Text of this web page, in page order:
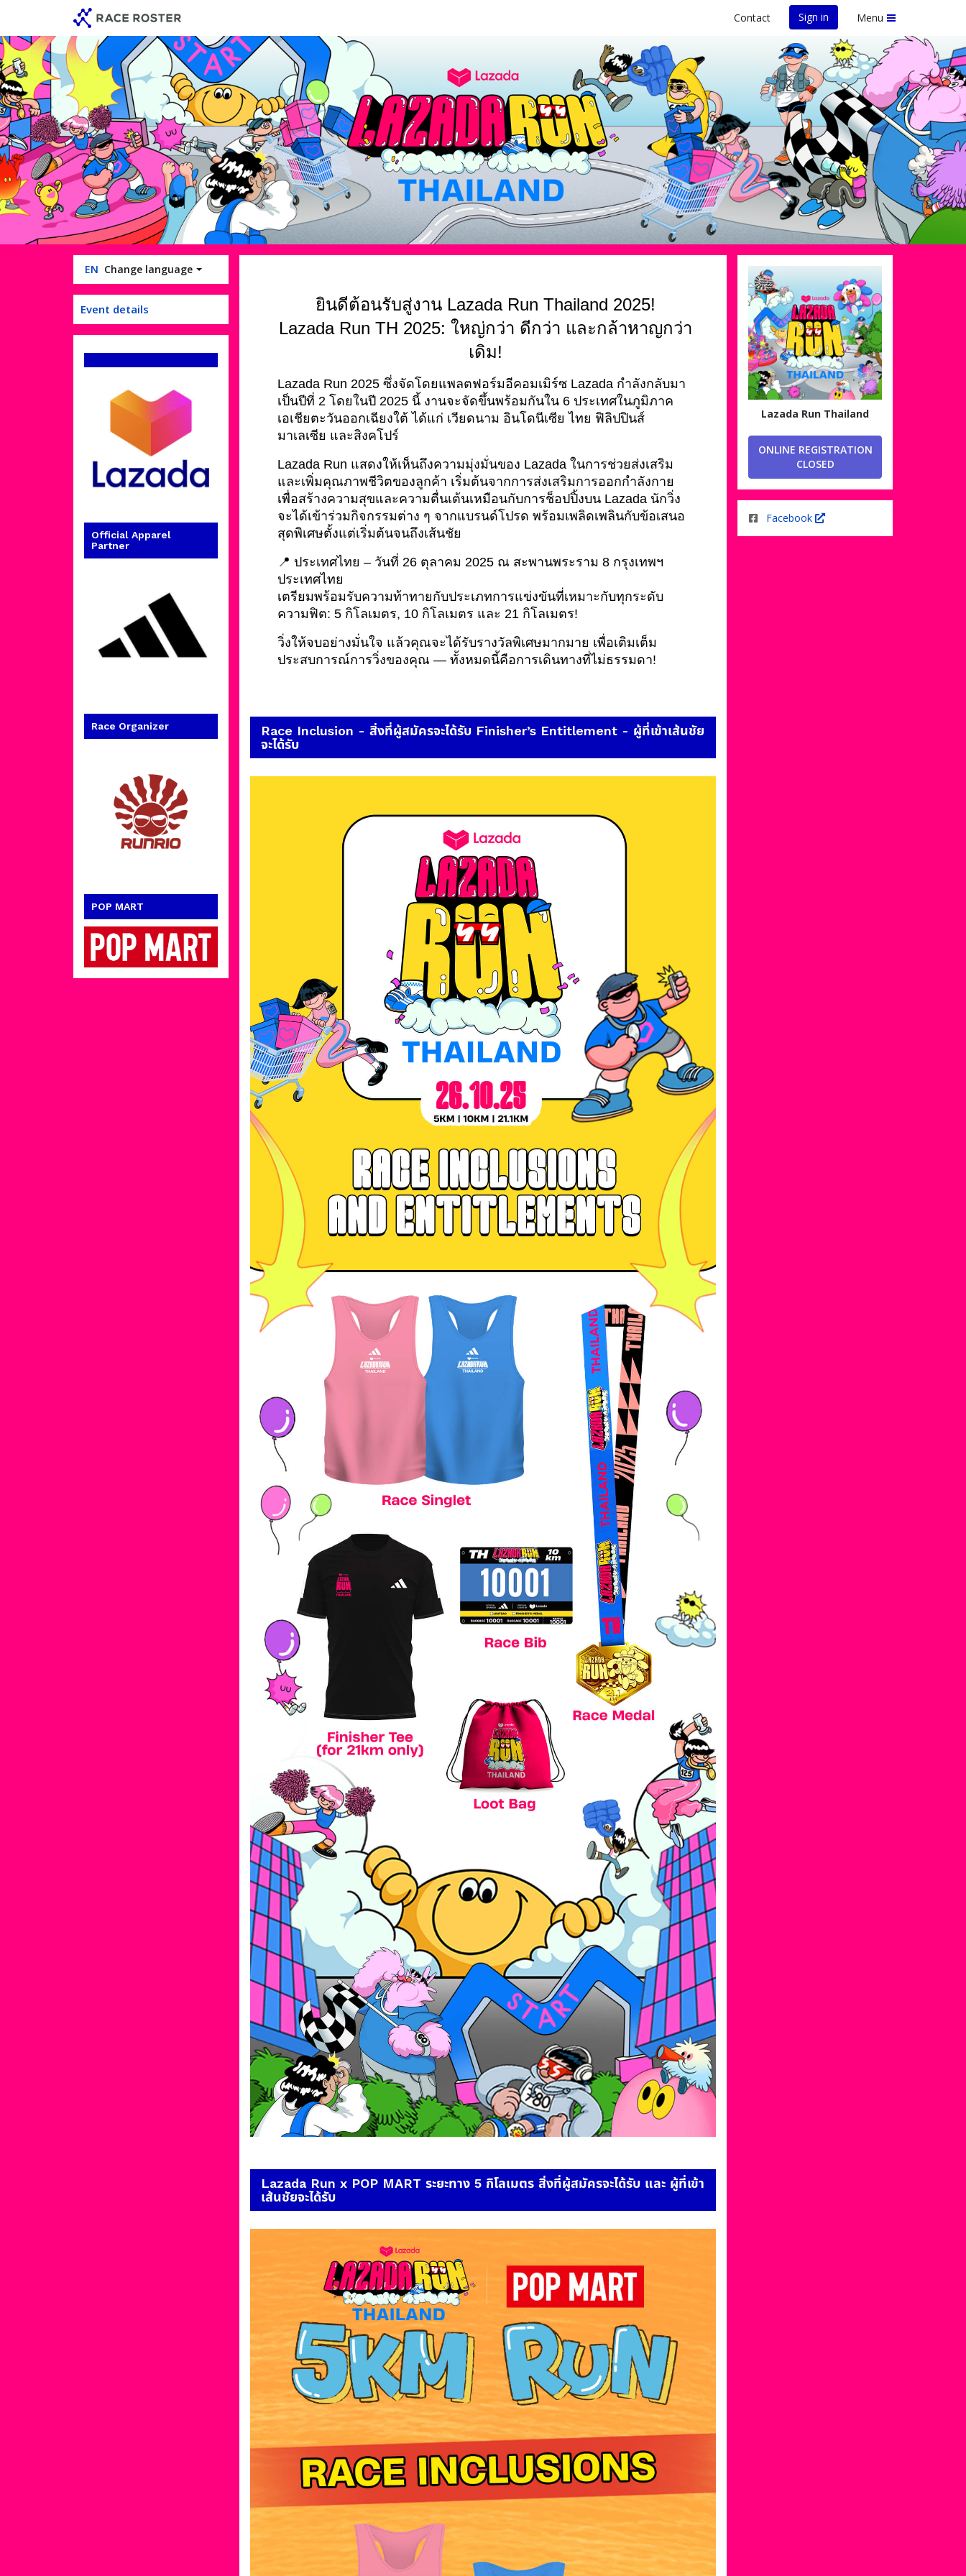
event
navigation
main
content
Contact Sign in Menu
Lazada Run Thailand
EN Change language
Event details
Official Apparel
Partner
Race Organizer
POP MART
Lazada Run Thailand
ONLINE REGISTRATION
CLOSED
Facebook
ยินดีต้อนรับสู่งาน Lazada Run Thailand 2025!
Lazada Run TH 2025: ใหญ่กว่า ดีกว่า และกล้าหาญกว่า
เดิม!
Lazada Run 2025 ซึ่งจัดโดยแพลตฟอร์มอีคอมเมิร์ซ Lazada กำลังกลับมา
เป็นปีที่ 2 โดยในปี 2025 นี้ งานจะจัดขึ้นพร้อมกันใน 6 ประเทศในภูมิภาค
เอเชียตะวันออกเฉียงใต้ ได้แก่ เวียดนาม อินโดนีเซีย ไทย ฟิลิปปินส์
มาเลเซีย และสิงคโปร์
Lazada Run แสดงให้เห็นถึงความมุ่งมั่นของ Lazada ในการช่วยส่งเสริม
และเพิ่มคุณภาพชีวิตของลูกค้า เริ่มต้นจากการส่งเสริมการออกกำลังกาย
เพื่อสร้างความสุขและความตื่นเต้นเหมือนกับการช็อปปิ้งบน Lazada นักวิ่ง
จะได้เข้าร่วมกิจกรรมต่าง ๆ จากแบรนด์โปรด พร้อมเพลิดเพลินกับข้อเสนอ
สุดพิเศษตั้งแต่เริ่มต้นจนถึงเส้นชัย
📍 ประเทศไทย – วันที่ 26 ตุลาคม 2025 ณ สะพานพระราม 8 กรุงเทพฯ
ประเทศไทย
เตรียมพร้อมรับความท้าทายกับประเภทการแข่งขันที่เหมาะกับทุกระดับ
ความฟิต: 5 กิโลเมตร, 10 กิโลเมตร และ 21 กิโลเมตร!
วิ่งให้จบอย่างมั่นใจ แล้วคุณจะได้รับรางวัลพิเศษมากมาย เพื่อเติมเต็ม
ประสบการณ์การวิ่งของคุณ — ทั้งหมดนี้คือการเดินทางที่ไม่ธรรมดา!
Race Inclusion - สิ่งที่ผู้สมัครจะได้รับ Finisher’s Entitlement - ผู้ที่เข้าเส้นชัย
จะได้รับ
Lazada Run x POP MART ระยะทาง 5 กิโลเมตร สิ่งที่ผู้สมัครจะได้รับ และ ผู้ที่เข้า
เส้นชัยจะได้รับ